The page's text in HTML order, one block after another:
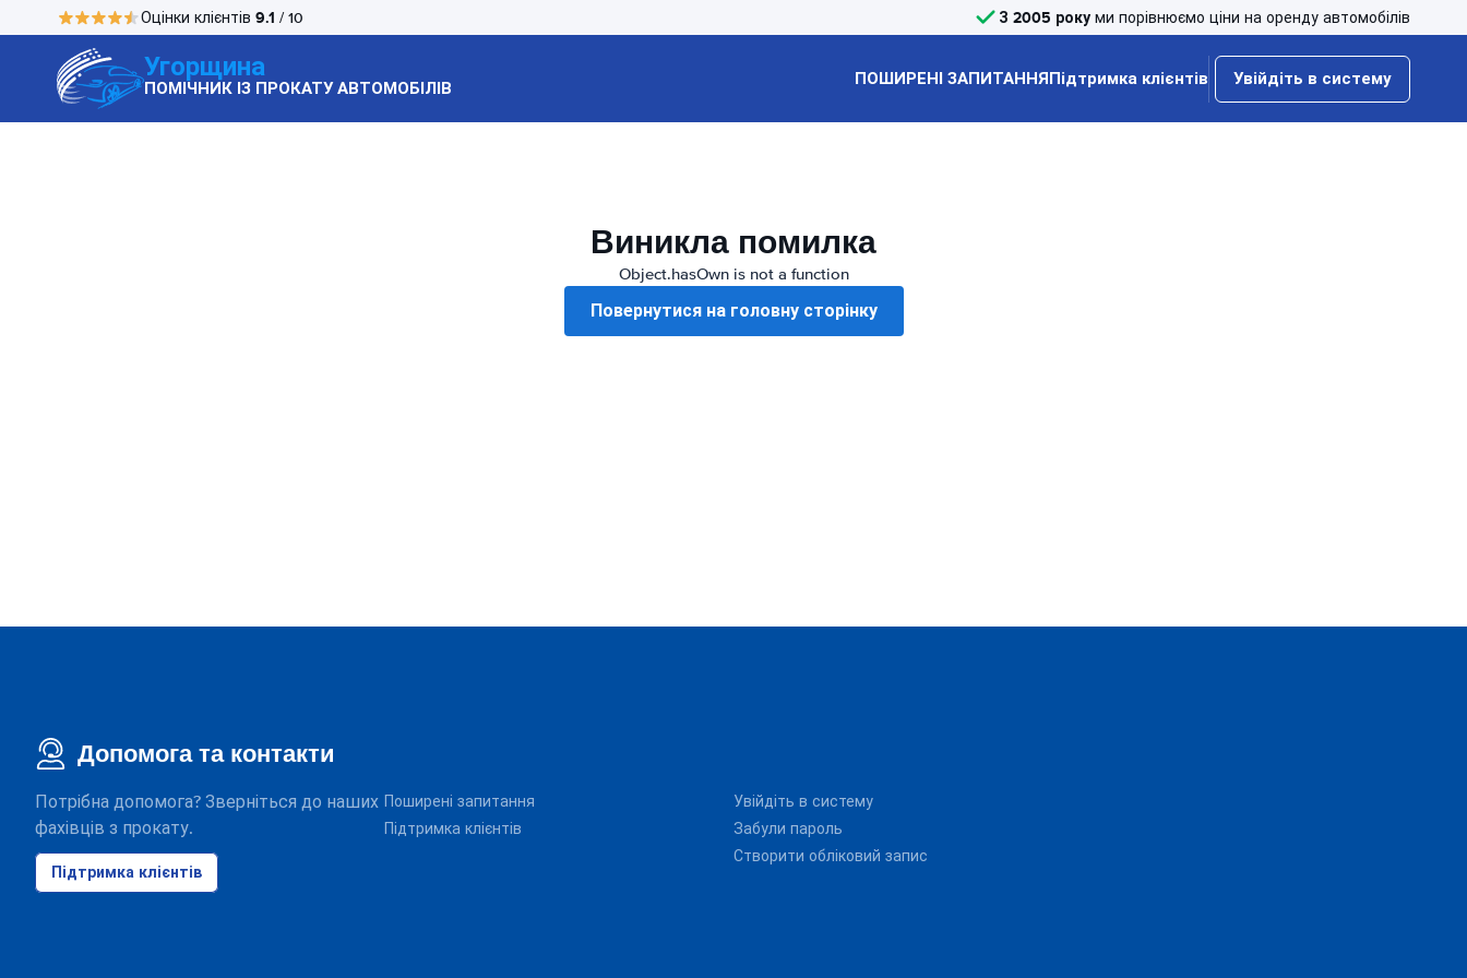
Оцінки клієнтів 9.1 / 10 З 2005 року ми порівнюємо ціни на оренду автомобілів
Угорщина
ПОМІЧНИК ІЗ ПРОКАТУ АВТОМОБІЛІВ ПОШИРЕНІ ЗАПИТАННЯПідтримка клієнтів Увійдіть в систему
Виникла помилка
Object.hasOwn is not a function
Повернутися на головну сторінку
Допомога та контакти
Потрібна допомога? Зверніться до наших
фахівців з прокату.
Підтримка клієнтів
Поширені запитання
Підтримка клієнтів
Увійдіть в систему
Забули пароль
Створити обліковий запис